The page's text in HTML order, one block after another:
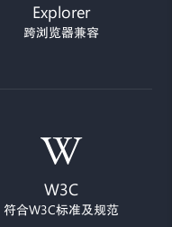
Explorer
跨浏览器兼容
W3C
符合W3C标准及规范